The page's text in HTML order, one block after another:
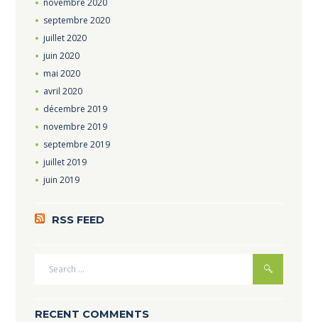
novembre 2020
septembre 2020
juillet2020
juin 2020
mai 2020
avril 2020
décembre 2019
novembre 2019
septembre 2019
juillet2019
juin 2019
RSS FEED
RECENT COMMENTS